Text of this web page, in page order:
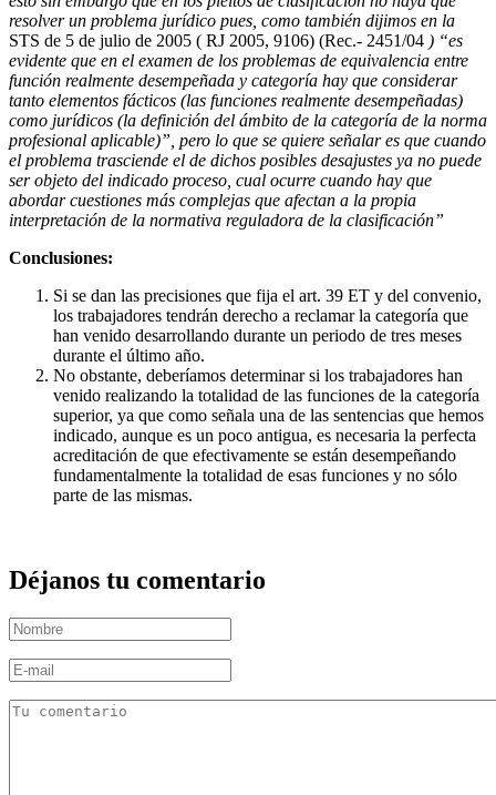
resolver un problema jurídico pues, como también dijimos en la
STS de 5 de julio de 2005 ( RJ 2005, 9106) (Rec.- 2451/04 ) “es
evidente que en el examen de los problemas de equivalencia entre
función realmente desempeñada y categoría hay que considerar
tanto elementos fácticos (las funciones realmente desempeñadas)
como jurídicos (la definición del ámbito de la categoría de la norma
profesional aplicable)”, pero lo que se quiere señalar es que cuando
el problema trasciende el de dichos posibles desajustes ya no puede
ser objeto del indicado proceso, cual ocurre cuando hay que
abordar cuestiones más complejas que afectan a la propia
interpretación de la normativa reguladora de la clasificación”
Conclusiones:
Si se dan las precisiones que fija el art. 39 ET y del convenio,
los trabajadores tendrán derecho a reclamar la categoría que
han venido desarrollando durante un periodo de tres meses
durante el último año.
No obstante, deberíamos determinar si los trabajadores han
venido realizando la totalidad de las funciones de la categoría
superior, ya que como señala una de las sentencias que hemos
indicado, aunque es un poco antigua, es necesaria la perfecta
acreditación de que efectivamente se están desempeñando
fundamentalmente la totalidad de esas funciones y no sólo
parte de las mismas.
Déjanos tu comentario